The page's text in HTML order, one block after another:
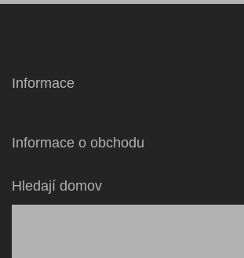
Informace
Informace o obchodu
Hledají domov